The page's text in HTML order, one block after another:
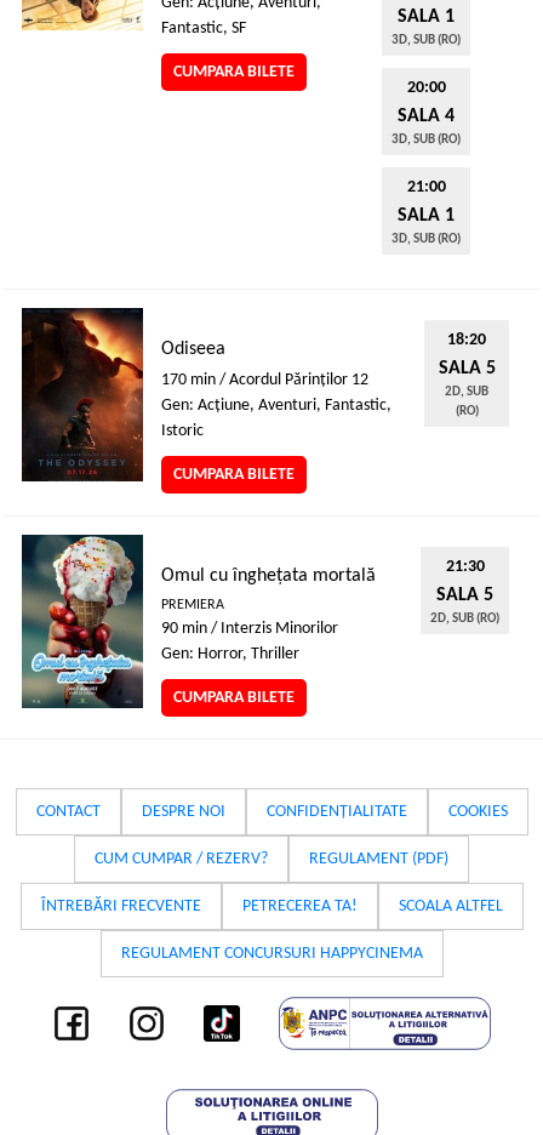
Fantastic, SF
CUMPARA BILETE
SALA 1
3D, SUB (RO)
20:00
SALA 4
3D, SUB (RO)
21:00
SALA 1
3D, SUB (RO)
Odiseea
170 min / Acordul Părinţilor 12
Gen: Acţiune, Aventuri, Fantastic,
Istoric
CUMPARA BILETE
18:20
SALA 5
2D, SUB
(RO)
Omul cu înghețata mortală
PREMIERA
90 min / Interzis Minorilor
Gen: Horror, Thriller
CUMPARA BILETE
21:30
SALA 5
2D, SUB (RO)
CONTACT DESPRE NOI CONFIDENȚIALITATE COOKIES
CUM CUMPAR / REZERV? REGULAMENT (PDF)
ÎNTREBĂRI FRECVENTE PETRECEREA TA! SCOALA ALTFEL
REGULAMENT CONCURSURI HAPPYCINEMA